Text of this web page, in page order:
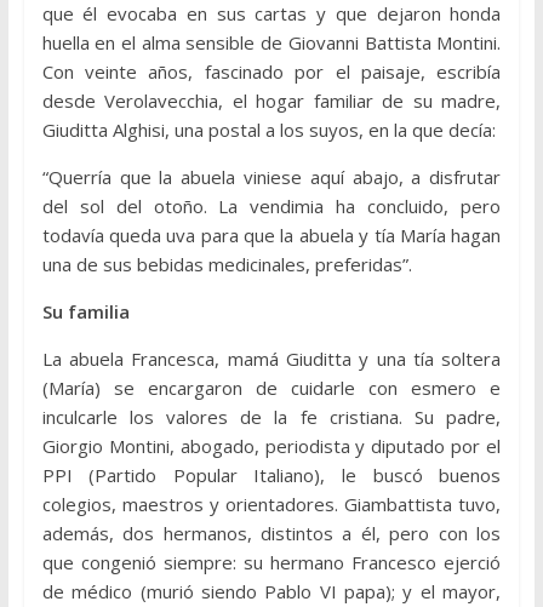
que él evocaba en sus cartas y que dejaron honda
huella en el alma sensible de Giovanni Battista Montini.
Con veinte años, fascinado por el paisaje, escribía
desde Verolavecchia, el hogar familiar de su madre,
Giuditta Alghisi, una postal a los suyos, en la que decía:
“Querría que la abuela viniese aquí abajo, a disfrutar
del sol del otoño. La vendimia ha concluido, pero
todavía queda uva para que la abuela y tía María hagan
una de sus bebidas medicinales, preferidas”.
Su familia
La abuela Francesca, mamá Giuditta y una tía soltera
(María) se encargaron de cuidarle con esmero e
inculcarle los valores de la fe cristiana. Su padre,
Giorgio Montini, abogado, periodista y diputado por el
PPI (Partido Popular Italiano), le buscó buenos
colegios, maestros y orientadores. Giambattista tuvo,
además, dos hermanos, distintos a él, pero con los
que congenió siempre: su hermano Francesco ejerció
de médico (murió siendo Pablo VI papa); y el mayor,